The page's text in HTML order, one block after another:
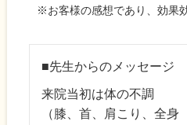
※お客様の感想であり、効果
■先生からのメッセージ
来院当初は体の不調
（膝、首、肩こり、全身